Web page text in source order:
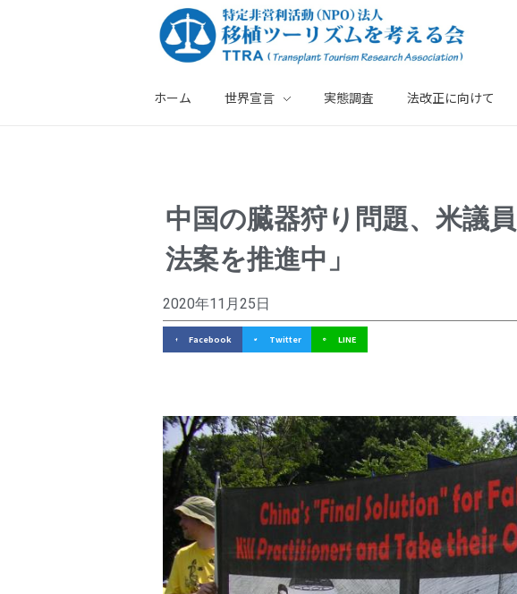
ホーム 世界宣言 実態調査 法改正に向けて
中
国
の
臓
器
り
問
題
、
米
中国の臓器狩り問題、米議
法案を推進中」
2020年11月25日
Facebook Twitter LINE